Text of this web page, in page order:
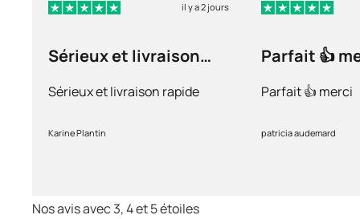
il y a 2 jours
Sérieux et livraison
Sérieux et livraison rapide
Karine Plantin
Parfait 👍
Parfait 👍 merci
patricia audemard
Nos avis avec 3, 4 et 5 étoiles